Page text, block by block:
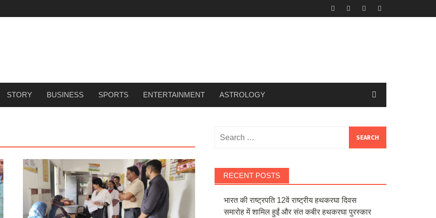
STORY BUSINESS SPORTS ENTERTAINMENT ASTROLOGY
RECENT POSTS
भारत की राष्ट्रपति 12वें राष्ट्रीय हथकरघा दिवस
समारोह में शामिल हुईं और संत कबीर हथकरघा पुरस्कार